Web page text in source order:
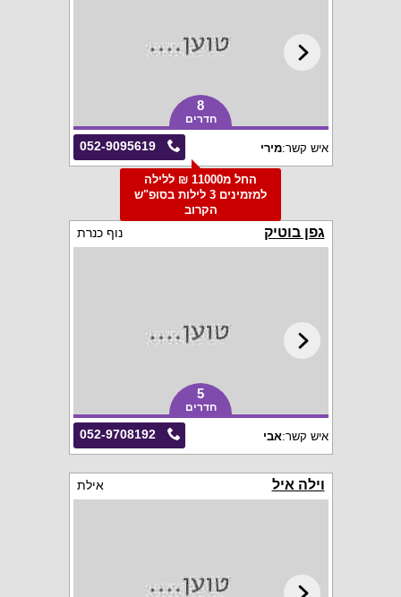
8
חדרים
052-9095619 איש קשר:מירי
החל מ11000 ₪ ללילה
למזמינים 3 לילות בסופ"ש
הקרוב
גפן בוטיק נוף כנרת
5
חדרים
052-9708192 איש קשר:אבי
וילה איל אילת